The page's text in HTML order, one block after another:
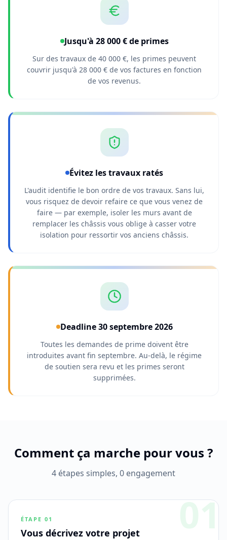
Jusqu'à 28 000 € de primes
Sur des travaux de 40 000 €, les primes peuvent
couvrir jusqu'à 28 000 € de vos factures en fonction
de vos revenus.
Évitez les travaux ratés
L'audit identifie le bon ordre de vos travaux. Sans lui,
vous risquez de devoir refaire ce que vous venez de
faire — par exemple, isoler les murs avant de
remplacer les châssis vous oblige à casser votre
isolation pour ressortir vos anciens châssis.
Deadline 30 septembre 2026
Toutes les demandes de prime doivent être
introduites avant fin septembre. Au-delà, le régime
de soutien sera revu et les primes seront
supprimées.
Comment ça marche pour vous ?
4 étapes simples, 0 engagement
01
ÉTAPE 01
Vous décrivez votre projet